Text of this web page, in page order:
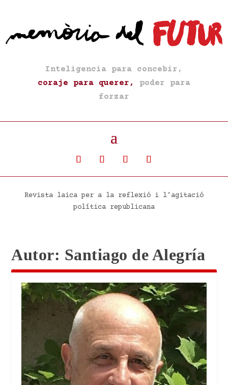
Inteligencia para concebir,
coraje para querer,
poder para
forzar
Revista laica per a la reflexió i l’agitació
política republicana
Autor: Santiago de Alegría